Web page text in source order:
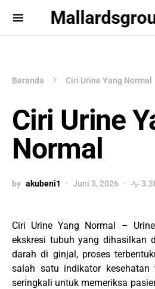
Beranda Ciri Urine Yang Normal
Ciri Urine
Normal
by akubeni1 Juni 3, 2026
Ciri Urine Yang Normal –
ekskresi tubuh yang dihasilkan
darah di ginjal, proses
salah satu indikator kesehatan
seringkali untuk memeriksa